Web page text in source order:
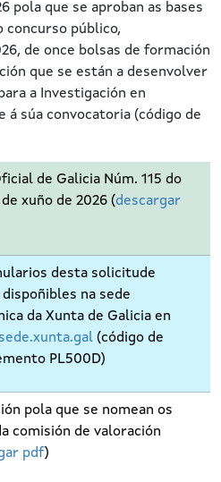
pola que se aproban as bases
concurso público,
de once bolsas de formación
que se están a desenvolver
a Investigación en
á súa convocatoria (código de
de Galicia Núm. 115 do
xuño de 2026 (descargar
desta solicitude
na sede
da Xunta de Galicia en
(código de
PL500D)
pola que se nomean os
comisión de valoración
pdf)